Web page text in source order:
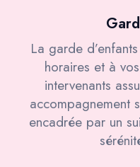
La garde
horaires et à
intervenants
accompagnement
encadrée par un